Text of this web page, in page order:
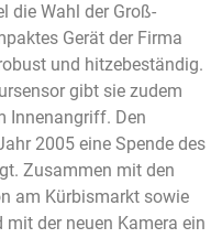
die Wahl der Groß-
Gerät der Firma
und hitzebeständig.
gibt sie zudem
Innenangriff. Den
2005 eine Spende des
Zusammen mit den
am Kürbismarkt sowie
der neuen Kamera ein